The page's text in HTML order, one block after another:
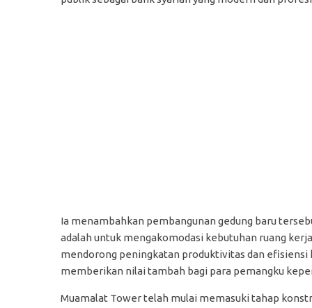
Ia menambahkan pembangunan gedung baru
adalah untuk mengakomodasi kebutuhan ruang
mendorong peningkatan produktivitas dan
memberikan nilai tambah bagi para pemangku
Muamalat Tower telah mulai memasuki tahap